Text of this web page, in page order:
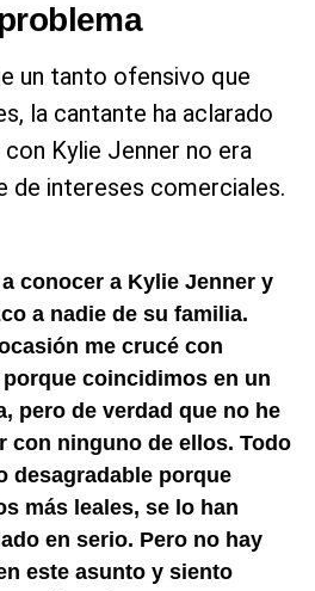
un tanto ofensivo que
la cantante ha aclarado
Kylie Jenner no era
de intereses comerciales.
conocer a Kylie Jenner y
a nadie de su familia.
me crucé con
coincidimos en un
pero de verdad que no he
con ninguno de ellos. Todo
desagradable porque
más leales, se lo han
en serio. Pero no hay
este asunto y siento